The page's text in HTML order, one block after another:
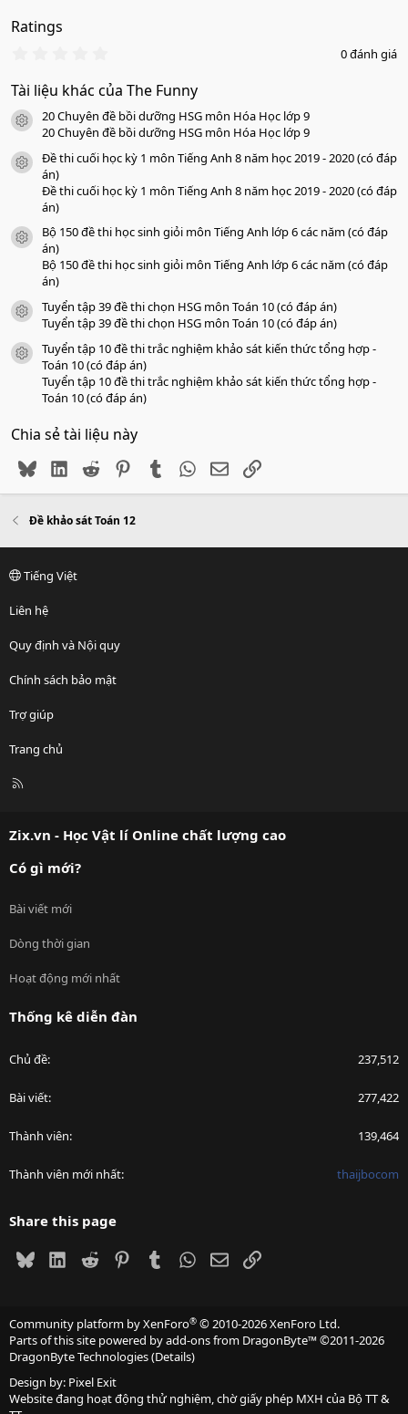
Ratings
0
0
s
a
o
0 đánh giá
Tài liệu khác của The Funny
icon tài liệu
20 Chuyên đề bồi dưỡng HSG môn Hóa Học lớp 9
20 Chuyên đề bồi dưỡng HSG môn Hóa Học lớp 9
icon tài liệu
Đề thi cuối học kỳ 1 môn Tiếng Anh 8 năm học 2019 - 2020 (có đáp
án)
Đề thi cuối học kỳ 1 môn Tiếng Anh 8 năm học 2019 - 2020 (có đáp
án)
icon tài liệu
Bộ 150 đề thi học sinh giỏi môn Tiếng Anh lớp 6 các năm (có đáp
án)
Bộ 150 đề thi học sinh giỏi môn Tiếng Anh lớp 6 các năm (có đáp
án)
icon tài liệu
Tuyển tập 39 đề thi chọn HSG môn Toán 10 (có đáp án)
Tuyển tập 39 đề thi chọn HSG môn Toán 10 (có đáp án)
icon tài liệu
Tuyển tập 10 đề thi trắc nghiệm khảo sát kiến thức tổng hợp -
Toán 10 (có đáp án)
Tuyển tập 10 đề thi trắc nghiệm khảo sát kiến thức tổng hợp -
Toán 10 (có đáp án)
Chia sẻ tài liệu này
BlueskyLinkedIn
Reddit PinterestTumblr WhatsApp
EmailLink
Đề khảo sát Toán 12
Tiếng Việt
Liên hệ
Quy định và Nội quy
Chính sách bảo mật
Trợ giúp
Trang chủ
R
Zix.vn - Học Vật lí Online chất lượng cao
Có gì mới?
Bài viết mới
Dòng thời gian
Hoạt động mới nhất
Thống kê diễn đàn
Chủ đề 237,512
Bài viết 277,422
Thành viên 139,464
Thành viên mới nhất thaijbocom
Share this page
BlueskyLinkedIn
Reddit PinterestTumblrWhatsApp
EmailLink
Community platform by XenForo® © 2010-2026 XenForo Ltd.
Parts of this site powered byadd-ons from DragonByte™©2011-2026
DragonByte Technologies(Details)
Design by: Pixel Exit
Website đang hoạt động thử nghiệm, chờ giấy phép MXH của Bộ TT &